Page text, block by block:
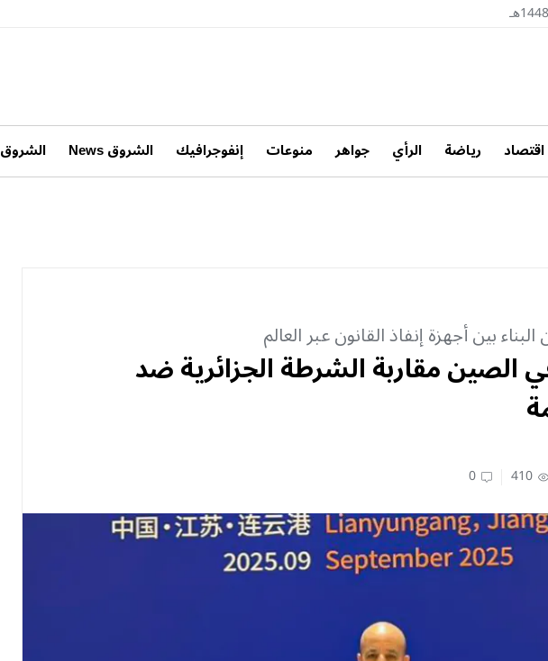
اقتصاد رياضة الرأي جواهر منوعات إنفوجرافيك الشروق News الشروق TV
بين أجهزة إنفاذ القانون عبر العالم
مقاربة الشرطة الجزائرية ضد
410
0